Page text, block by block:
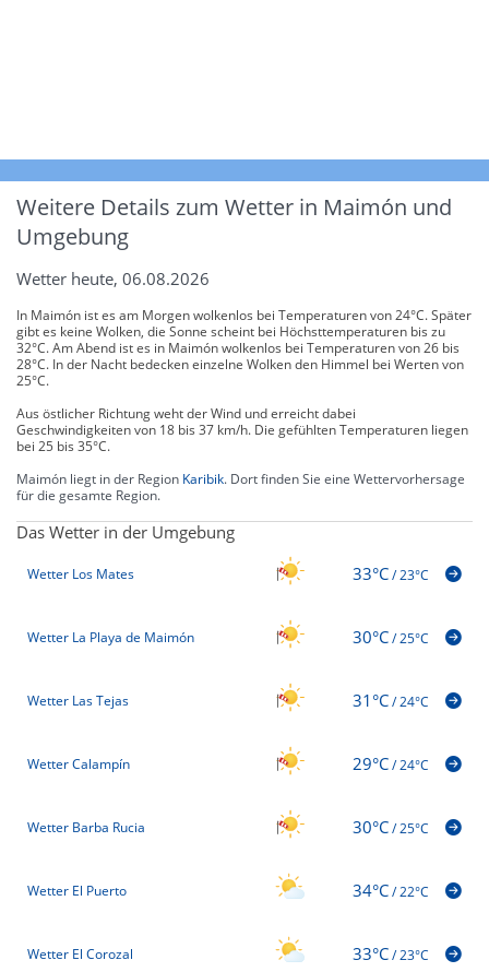
Weitere Details zum Wetter in Maimón und
Umgebung
Wetter heute, 06.08.2026
In Maimón ist es am Morgen wolkenlos bei Temperaturen von 24°C. Später
gibt es keine Wolken, die Sonne scheint bei Höchsttemperaturen bis zu
32°C. Am Abend ist es in Maimón wolkenlos bei Temperaturen von 26 bis
28°C. In der Nacht bedecken einzelne Wolken den Himmel bei Werten von
25°C.
Aus östlicher Richtung weht der Wind und erreicht dabei
Geschwindigkeiten von 18 bis 37 km/h. Die gefühlten Temperaturen liegen
bei 25 bis 35°C.
Maimón liegt in der Region Karibik. Dort finden Sie eine Wettervorhersage
für die gesamte Region.
Das Wetter in der Umgebung
Wetter Los Mates 33°C/23°C
Wetter La Playa de Maimón 30°C/25°C
Wetter Las Tejas 31°C/24°C
Wetter Calampín 29°C/24°C
Wetter Barba Rucia 30°C/25°C
Wetter El Puerto 34°C/22°C
Wetter El Corozal 33°C/23°C